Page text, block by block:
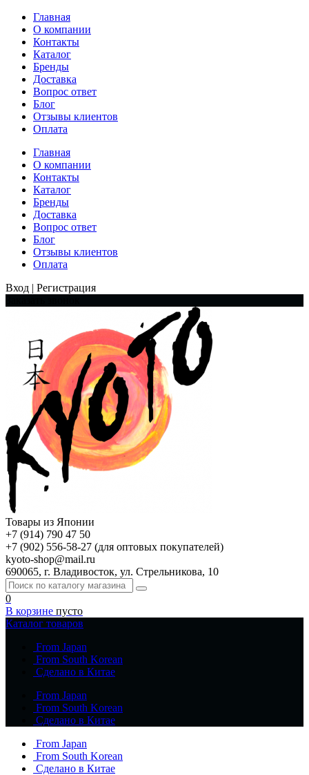
Главная
О компании
Контакты
Каталог
Бренды
Доставка
Вопрос ответ
Блог
Отзывы клиентов
Оплата
Главная
О компании
Контакты
Каталог
Бренды
Доставка
Вопрос ответ
Блог
Отзывы клиентов
Оплата
Вход | Регистрация
Товары из Японии
+7 (914) 790 47 50
+7 (902) 556-58-27 (для оптовых покупателей)
kyoto-shop@mail.ru
690065, г. Владивосток, ул. Стрельникова, 10
0
В корзине пусто
Каталог товаров
From Japan
From South Korean
Сделано в Китае
From Japan
From South Korean
Сделано в Китае
From Japan
From South Korean
Сделано в Китае